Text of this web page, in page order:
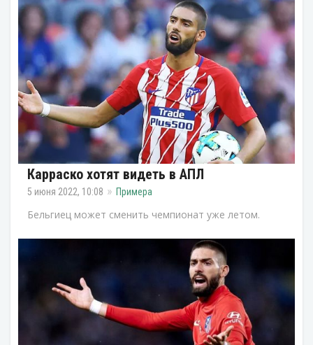
Карраско хотят видеть в АПЛ
5 июня 2022, 10:08 Примера
Бельгиец может сменить чемпионат уже летом.